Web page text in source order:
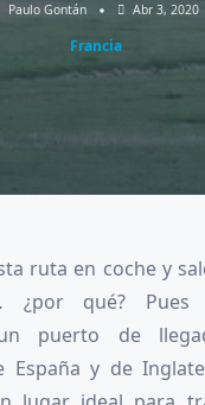
Paulo Gontán Abr 3, 2020
Francia
ruta en coche y
¿por qué? Pues
puerto de
España y de